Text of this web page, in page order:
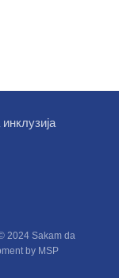
2024 Sakam da
by MSP